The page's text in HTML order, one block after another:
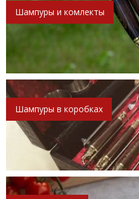
Шампуры и комлекты
Шампуры в коробках